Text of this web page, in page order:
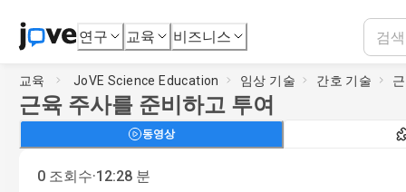
연구 교육 비즈니스
교육 JoVE Science Education 임상 기술 간호 기술
근육 주사를 준비하고 투여
동영상
0 조회수·12:28 분